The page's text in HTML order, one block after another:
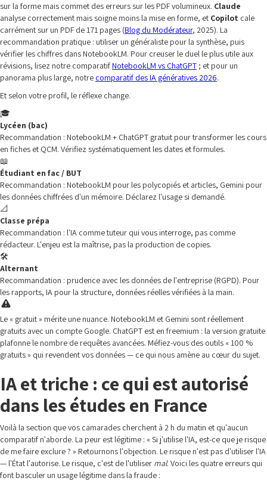
sur la forme mais commet des erreurs sur les PDF volumineux. Claude
analyse correctement mais soigne moins la mise en forme, et Copilot cale
carrément sur un PDF de 171 pages (Blog du Modérateur, 2025). La
recommandation pratique : utiliser un généraliste pour la synthèse, puis
vérifier les chiffres dans NotebookLM. Pour creuser le duel le plus utile aux
révisions, lisez notre comparatifNotebookLM vs ChatGPT ; et pour un
panorama plus large, notre comparatif des IA génératives 2026.
Et selon votre profil, le réflexe change.
🎓
Lycéen (bac)
Recommandation : NotebookLM + ChatGPT gratuit pour transformer les cours
en fiches et QCM. Vérifiez systématiquement les dates et formules.
📖
Étudiant en fac / BUT
Recommandation : NotebookLM pour les polycopiés et articles, Gemini pour
les données chiffrées d'un mémoire. Déclarez l'usage si demandé.
📐
Classe prépa
Recommandation : l'IA comme tuteur qui vous interroge, pas comme
rédacteur. L'enjeu est la maîtrise, pas la production de copies.
🛠️
Alternant
Recommandation : prudence avec les données de l'entreprise (RGPD). Pour
les rapports, IA pour la structure, données réelles vérifiées à la main.
Le « gratuit » mérite une nuance. NotebookLM et Gemini sont réellement
gratuits avec un compte Google. ChatGPT est en freemium : la version gratuite
plafonne le nombre de requêtes avancées. Méfiez-vous des outils « 100 %
gratuits » qui revendent vos données — ce qui nous amène au cœur du sujet.
IA et triche : ce qui est autorisé
dans les études en France
Voilà la section que vos camarades cherchent à 2 h du matin et qu'aucun
comparatif n'aborde. La peur est légitime : « Si j'utilise l'IA, est-ce que je risque
de me faire exclure ? » Retournons l'objection. Le risque n'est pas d'utiliser l'IA
— l'État l'autorise. Le risque, c'est de l'utiliser mal. Voici les quatre erreurs qui
font basculer un usage légitime dans la fraude :